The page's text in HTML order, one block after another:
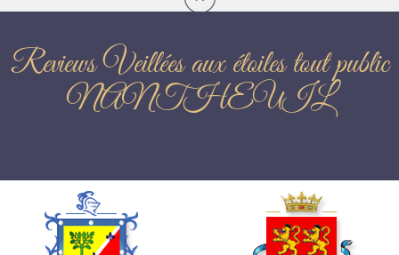
Reviews Veillées aux étoiles tout public
NANTHEUIL